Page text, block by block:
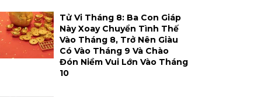
Tử Vi Tháng 8: Ba Con Giáp
Này Xoay Chuyển Tình Thế
Vào Tháng 8, Trở Nên Giàu
Có Vào Tháng 9 Và Chào
Đón Niềm Vui Lớn Vào Tháng
10